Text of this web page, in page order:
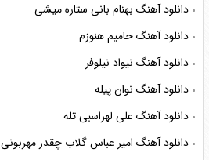
دانلود آهنگ بهنام بانی ستاره میشی
دانلود آهنگ حامیم هنوزم
دانلود آهنگ نیواد نیلوفر
دانلود آهنگ نوان پیله
دانلود آهنگ علی لهراسبی تله
دانلود آهنگ امیر عباس گلاب چقدر مهربونی